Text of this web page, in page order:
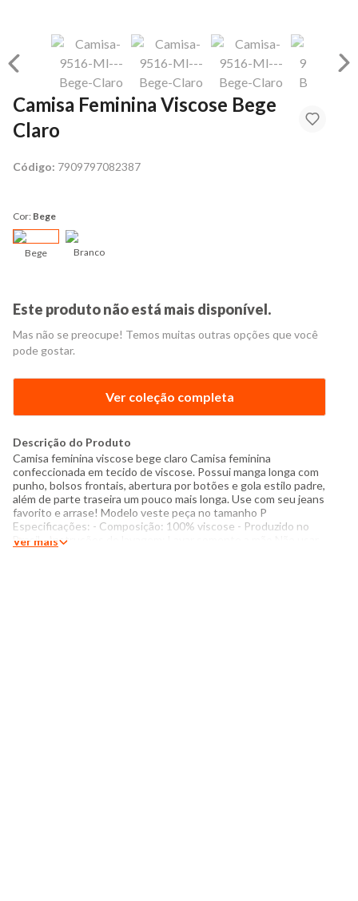
Camisa Feminina Viscose Bege
Claro
Código: 7909797082387
Cor: Bege
Bege Branco
Este produto não está mais disponível.
Mas não se preocupe! Temos muitas outras opções que você
pode gostar.
Ver coleção completa
Descrição do Produto
Camisa feminina viscose bege claro Camisa feminina
confeccionada em tecido de viscose. Possui manga longa com
punho, bolsos frontais, abertura por botões e gola estilo padre,
além de parte traseira um pouco mais longa. Use com seu jeans
favorito e arrase! Modelo veste peça no tamanho P
Especificações: - Composição: 100% viscose - Produzido no
Brasil - Instruções de lavagem: Lavar somente a mão Não usar
Ver mais